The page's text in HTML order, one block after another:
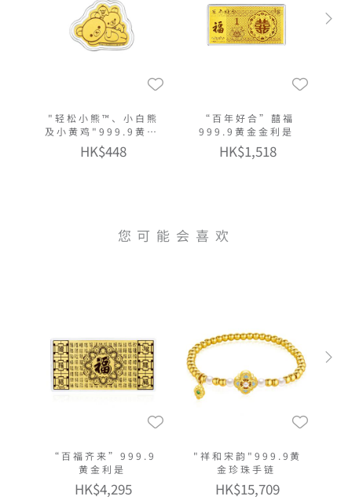
"轻松小熊™、小白熊
及小黄鸡"999.9黄金
多功能金章挂饰
HK$448
“百年好合”囍福
999.9黄金金利是
HK$1,518
您可能会喜欢
“百福齐来”999.9
黄金利是
HK$4,295
"祥和宋韵"999.9黄
金珍珠手链
HK$15,709